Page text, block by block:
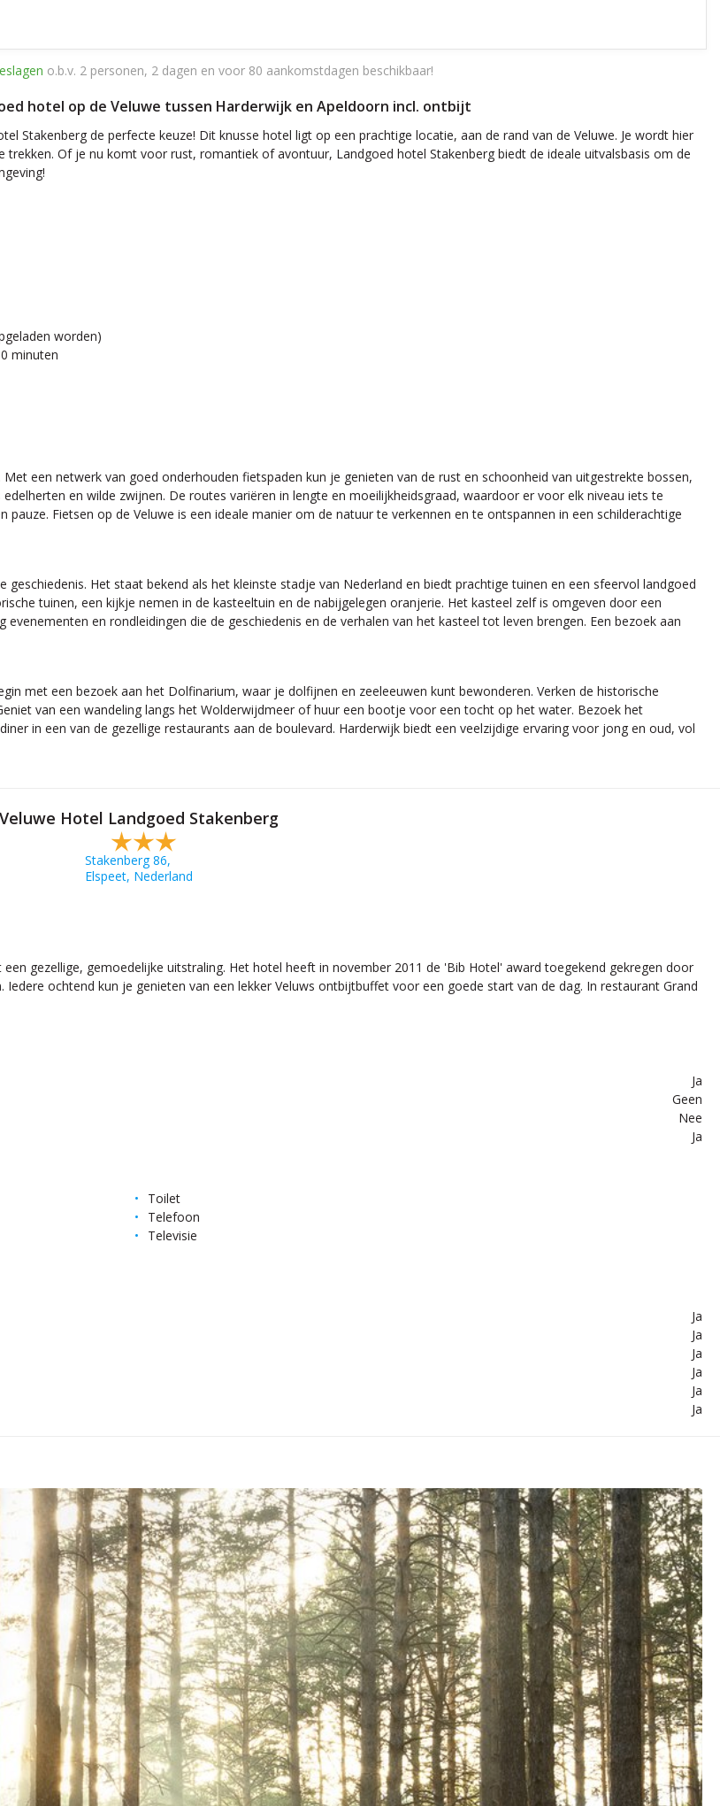
o.b.v. 2 personen, 2 dagen en voor 80 aankomstdagen beschikbaar!
hotel op de Veluwe tussen Harderwijk en Apeldoorn incl. ontbijt
Stakenberg de perfecte keuze! Dit knusse hotel ligt op een prachtige locatie, aan de rand van de Veluwe. Je wordt hier
Of je nu komt voor rust, romantiek of avontuur, Landgoed hotel Stakenberg biedt de ideale uitvalsbasis om de
worden)
minuten
een netwerk van goed onderhouden fietspaden kun je genieten van de rust en schoonheid van uitgestrekte bossen,
en wilde zwijnen. De routes variëren in lengte en moeilijkheidsgraad, waardoor er voor elk niveau iets te
Fietsen op de Veluwe is een ideale manier om de natuur te verkennen en te ontspannen in een schilderachtige
Het staat bekend als het kleinste stadje van Nederland en biedt prachtige tuinen en een sfeervol landgoed
tuinen, een kijkje nemen in de kasteeltuin en de nabijgelegen oranjerie. Het kasteel zelf is omgeven door een
en rondleidingen die de geschiedenis en de verhalen van het kasteel tot leven brengen. Een bezoek aan
met een bezoek aan het Dolfinarium, waar je dolfijnen en zeeleeuwen kunt bewonderen. Verken de historische
van een wandeling langs het Wolderwijdmeer of huur een bootje voor een tocht op het water. Bezoek het
in een van de gezellige restaurants aan de boulevard. Harderwijk biedt een veelzijdige ervaring voor jong en oud, vol
Veluwe Hotel Landgoed Stakenberg
Stakenberg 86,
Elspeet, Nederland
gezellige, gemoedelijke uitstraling. Het hotel heeft in november 2011 de 'Bib Hotel' award toegekend gekregen door
ochtend kun je genieten van een lekker Veluws ontbijtbuffet voor een goede start van de dag. In restaurant Grand
Ja
Geen
Nee
Ja
Toilet
Telefoon
Televisie
Ja
Ja
Ja
Ja
Ja
Ja